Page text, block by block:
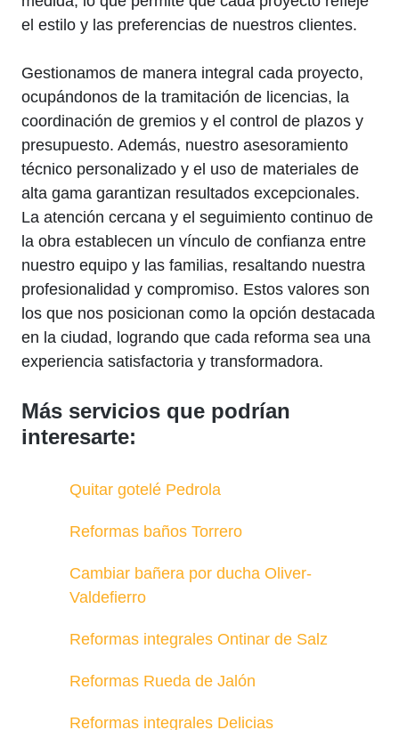
el estilo y las preferencias de nuestros clientes.
Gestionamos de manera integral cada proyecto,
ocupándonos de la tramitación de licencias, la
coordinación de gremios y el control de plazos y
presupuesto. Además, nuestro asesoramiento
técnico personalizado y el uso de materiales de
alta gama garantizan resultados excepcionales.
La atención cercana y el seguimiento continuo de
la obra establecen un vínculo de confianza entre
nuestro equipo y las familias, resaltando nuestra
profesionalidad y compromiso. Estos valores son
los que nos posicionan como la opción destacada
en la ciudad, logrando que cada reforma sea una
experiencia satisfactoria y transformadora.
Más servicios que podrían
interesarte:
Quitar gotelé Pedrola
Reformas baños Torrero
Cambiar bañera por ducha Oliver-
Valdefierro
Reformas integrales Ontinar de Salz
Reformas Rueda de Jalón
Reformas integrales Delicias